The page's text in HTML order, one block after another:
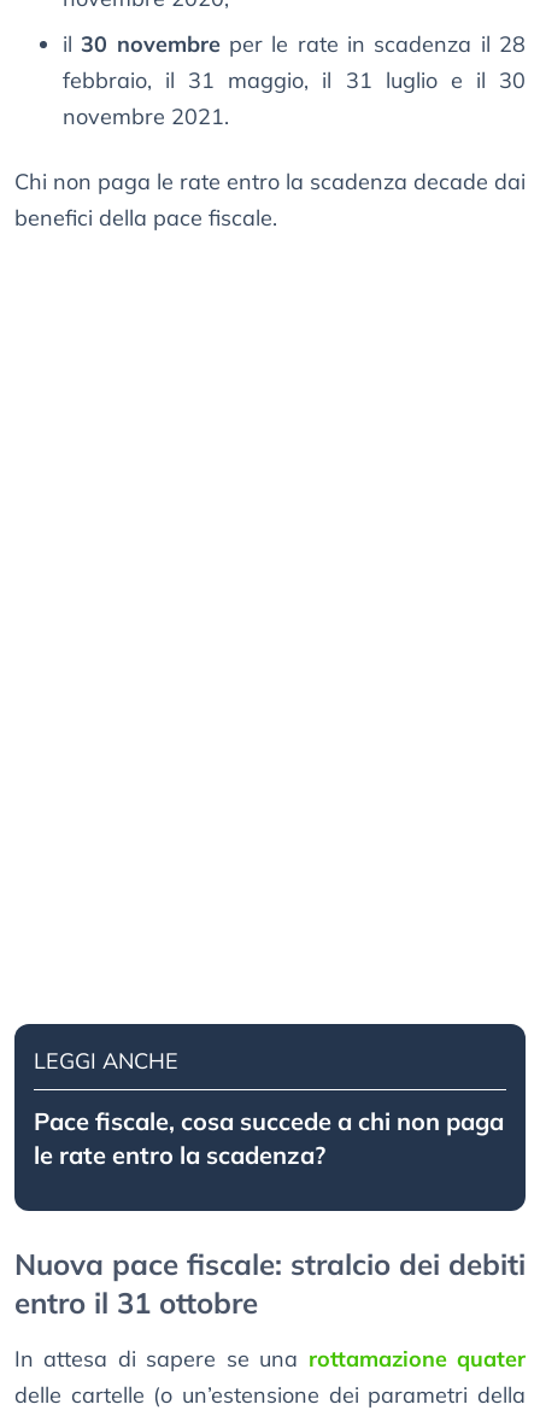
il30 novembreper le rate in scadenza il 28
febbraio, il 31 maggio, il 31 luglio e il 30
novembre 2021.
Chi non paga le rate entro la scadenza decade dai
benefici della pace fiscale.
LEGGI ANCHE
Pace fiscale, cosa succede a chi non paga
le rate entro la scadenza?
Nuova pace fiscale: stralcio dei debiti
entro il 31 ottobre
In attesa di sapere se una rottamazione quater
delle cartelle (o un’estensione dei parametri della